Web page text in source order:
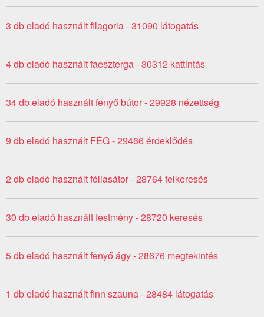
3 db eladó használt filagoria - 31090 látogatás
4 db eladó használt faeszterga - 30312 kattintás
34 db eladó használt fenyő bútor - 29928 nézettség
9 db eladó használt FÉG - 29466 érdeklődés
2 db eladó használt fóliasátor - 28764 felkeresés
30 db eladó használt festmény - 28720 keresés
5 db eladó használt fenyő ágy - 28676 megtekintés
1 db eladó használt finn szauna - 28484 látogatás